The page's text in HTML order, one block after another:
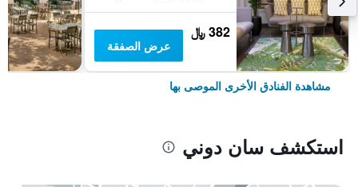
382 ﷼
عرض الصفقة
مشاهدة الفنادق الأخرى الموصى بها
استكشف سان دوني